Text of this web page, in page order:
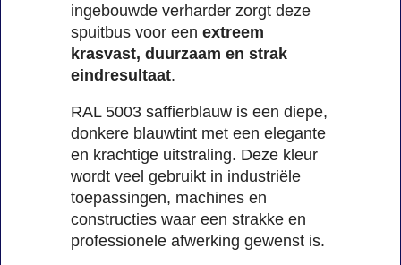
ingebouwde verharder zorgt deze
spuitbus voor een extreem
krasvast, duurzaam en strak
eindresultaat.
RAL 5003 saffierblauw is een diepe,
donkere blauwtint met een elegante
en krachtige uitstraling. Deze kleur
wordt veel gebruikt in industriële
toepassingen, machines en
constructies waar een strakke en
professionele afwerking gewenst is.